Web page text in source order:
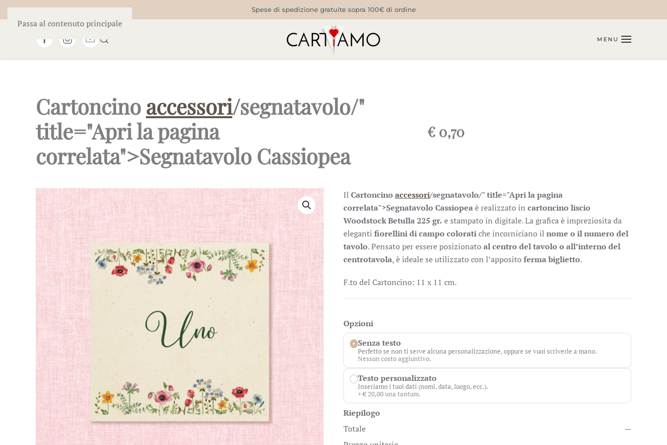
Passa al contenuto principale
Spese di spedizione gratuite sopra 100€ di ordine
MENU
Cartoncinoaccessori/segnatavolo/"
title="Apri la pagina
correlata">Segnatavolo Cassiopea
€ 0,70
Il Cartoncino accessori/segnatavolo/" title="Apri la pagina
correlata">Segnatavolo Cassiopeaè realizzato in cartoncino liscio
Woodstock Betulla 225 gr. e stampato in digitale. La grafica è impreziosita da
eleganti fiorellini di campo coloratiche incorniciano il nome o il numero del
tavolo. Pensato per essere posizionato al centro del tavolo o all’interno del
centrotavola, è ideale se utilizzato con l’apposito ferma biglietto.
F.to del Cartoncino: 11 x 11 cm.
Opzioni
Senza testo
Perfetto se non ti serve alcuna personalizzazione, oppure se vuoi scriverle a mano.
Nessun costo aggiuntivo.
Testo personalizzato
Inseriamo i tuoi dati (nomi, data, luogo, ecc.).
+ € 20,00 una tantum.
Riepilogo
Totale
—